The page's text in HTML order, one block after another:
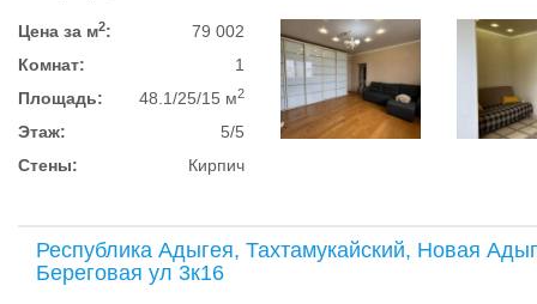
Цена за м2:
79 002
Комнат:
1
Площадь:
48.1/25/15 м2
Этаж:
5/5
Стены:
Кирпич
Республика Адыгея, Тахтамукайский, Новая
Береговая ул 3к16